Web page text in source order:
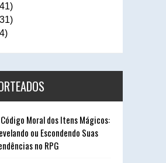
Código Moral dos Itens Mágicos:
ou Escondendo Suas
no RPG